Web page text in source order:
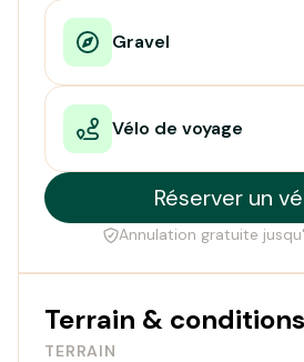
Gravel
Vélo de voyage
Réserver un
Annulation gratuite
Terrain & conditions
TERRAIN